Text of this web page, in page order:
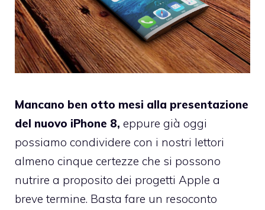
Mancano ben otto mesi alla presentazione
del nuovo iPhone 8, eppure già oggi
possiamo condividere con i nostri lettori
almeno cinque certezze che si possono
nutrire a proposito dei progetti Apple a
breve termine. Basta fare un resoconto